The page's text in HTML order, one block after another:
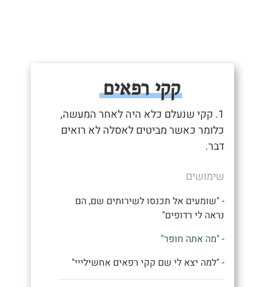
קקי רפאים
1. קקי שנעלם כלא היה לאחר המעשה,
כלומר כאשר מביטים לאסלה לא רואים
דבר.
שימושים
- "שומעים אל תכנסו לשירותים שם, הם
נראה לי רדופים"
- "מה אתה חופר"
- "למה יצא לי שם קקי רפאים אחשילייי"